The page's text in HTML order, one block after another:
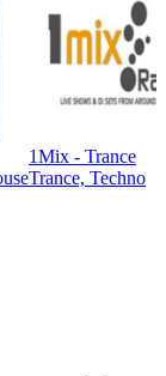
1Mix - Trance
Trance, Techno